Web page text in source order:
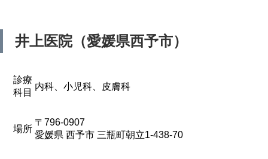
井上医院（愛媛県西予市）
診療
科目
内科、小児科、皮膚科
場所
〒796-0907
愛媛県 西予市 三瓶町朝立1-438-70